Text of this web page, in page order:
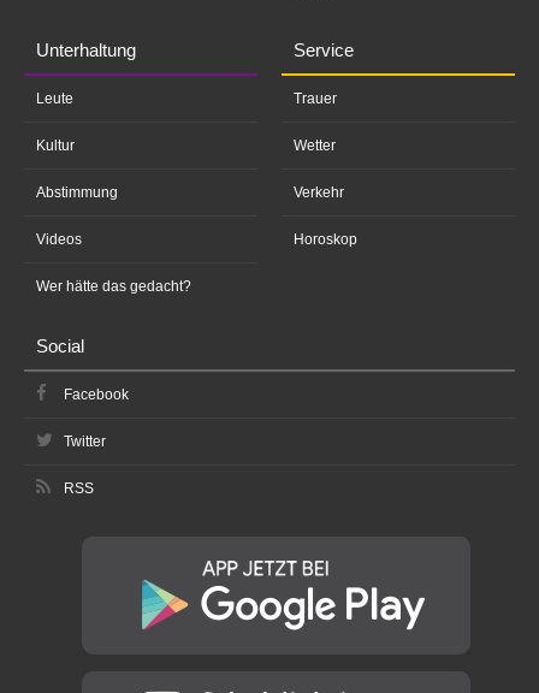
Unterhaltung
Leute
Kultur
Abstimmung
Videos
Wer hätte das gedacht?
Service
Trauer
Wetter
Verkehr
Horoskop
Social
Facebook
Twitter
RSS